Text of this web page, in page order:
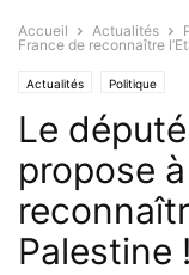
Accueil Actualités
France de reconnaître
Actualités Politique
Le
propose
Palestine !